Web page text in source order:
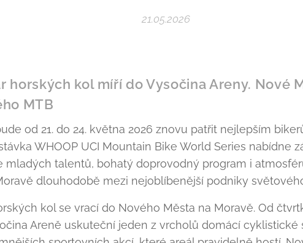
21.05.2026
horských kol míří do Vysočina Areny. Nové
MTB
od 21. do 24. května 2026 znovu patřit nejlepším
WHOOP UCI Mountain Bike World Series nabídne
mladých talentů, bohatý doprovodný program i
dlouhodobě mezi nejoblíbenější podniky
kol se vrací do Nového Města na Moravě. Od
Areně uskuteční jeden z vrcholů domácí cyklistické